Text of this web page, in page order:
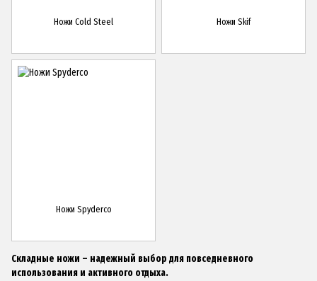
Складные ножи – надежный выбор для повседневного
использования и активного отдыха.
Ножи Cold Steel Ножи Skif
Ножи Spyderco